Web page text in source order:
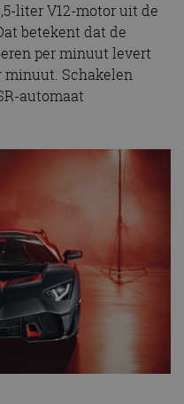
liter V12-motor uit de
betekent dat de
per minuut levert
minuut. Schakelen
automaat